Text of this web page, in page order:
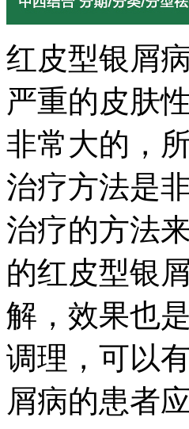
红皮型银屑
严重的皮肤
非常大的，
治疗方法是
治疗的方法
的红皮型银
解，效果也
调理，可以
屑病的患者